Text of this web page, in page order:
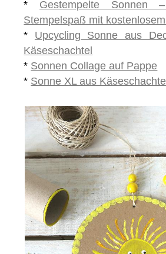
* Gestempelte Sonnen
Stempelspaß mit
* Upcycling Sonne aus
Käseschachtel
* Sonnen Collage auf Pappe
* Sonne XL aus Käseschachtel